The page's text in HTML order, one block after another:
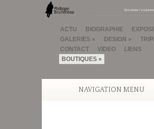
ACTU BIOGRAPHIE
GALERIES
DESIGN
CONTACT
VIDEO
LIENS
BOUTIQUES
NAVIGATION MENU